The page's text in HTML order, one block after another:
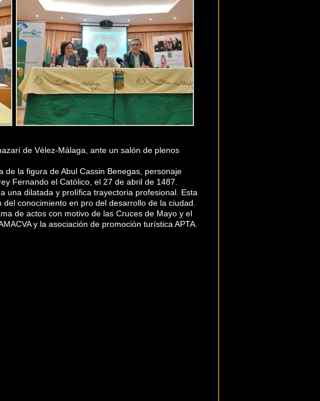
de Vélez-Málaga, ante un salón de plenos
la figura de Abul Cassin Benegas, personaje
Fernando el Católico, el 27 de abril de 1487.
una dilatada y prolífica trayectoria profesional. Esta
conocimiento en pro del desarrollo de la ciudad.
de actos con motivo de las Cruces de Mayo y el
y la asociación de promoción turística APTA.